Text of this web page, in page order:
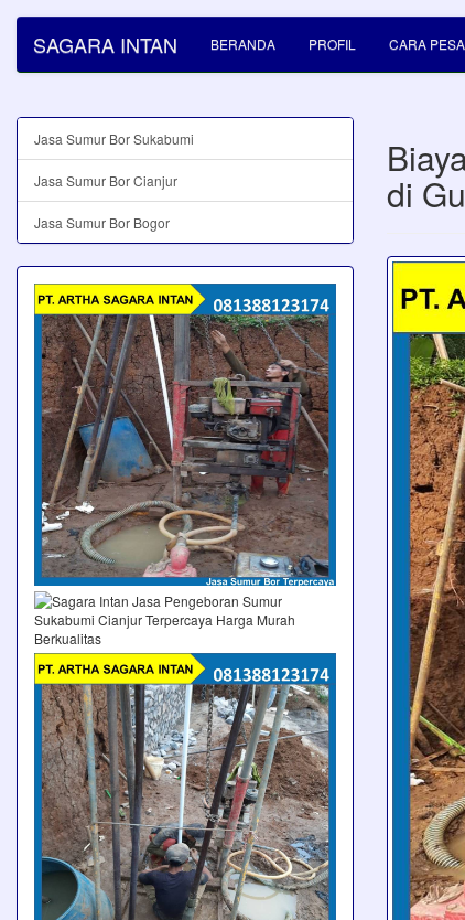
SAGARA INTAN BERANDA PROFIL CARA
di
Jasa Sumur Bor Sukabumi
Jasa Sumur Bor Cianjur
Jasa Sumur Bor Bogor